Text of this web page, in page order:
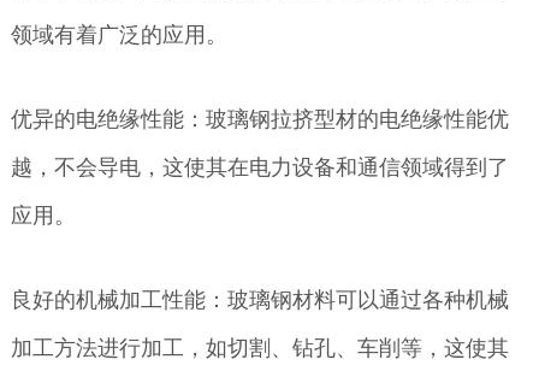
领域有着广泛的应用。
优异的电绝缘性能：玻璃钢拉挤型材的电绝缘性能优
越，不会导电，这使其在电力设备和通信领域得到了
应用。
良好的机械加工性能：玻璃钢材料可以通过各种机械
加工方法进行加工，如切割、钻孔、车削等，这使其